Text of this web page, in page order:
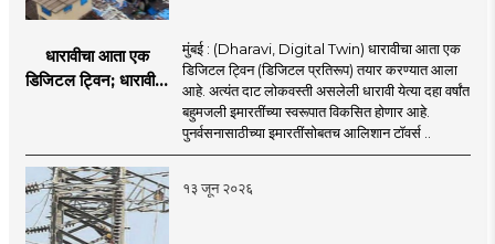
धारावीचा आता एक
डिजिटल ट्विन; धारावीची
मुंबई : (Dharavi, Digital Twin) धारावीचा आता एक
डिजिटल ट्विन (डिजिटल प्रतिरूप) तयार करण्यात आला
आहे. अत्यंत दाट लोकवस्ती असलेली धारावी येत्या दहा वर्षांत
बहुमजली इमारतींच्या स्वरूपात विकसित होणार आहे.
पुनर्वसनासाठीच्या इमारतींसोबतच आलिशान टॉवर्स ..
१३ जून २०२६